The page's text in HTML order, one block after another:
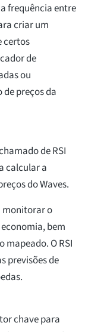
frequência entre
criar um
certos
de
ou
preços da
de RSI
calcular a
do Waves.
monitorar o
bem
O RSI
previsões de
chave para